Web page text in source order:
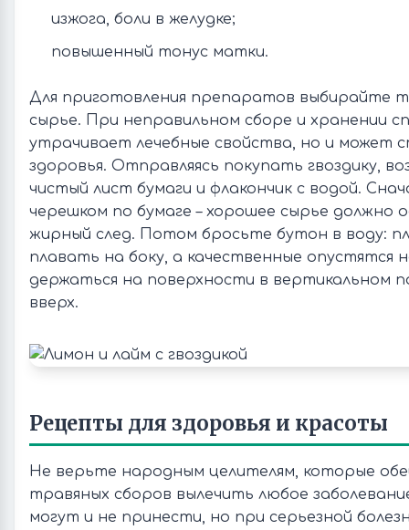
изжога, боли в желудке;
повышенный тонус матки.
Для приготовления препаратов выбирайте
сырье. При неправильном сборе и хранении
утрачивает лечебные свойства, но и может
здоровья. Отправляясь покупать гвоздику,
чистый лист бумаги и флакончик с водой.
черешком по бумаге – хорошее сырье должно
жирный след. Потом бросьте бутон в воду:
плавать на боку, а качественные опустятся
держаться на поверхности в вертикальном
вверх.
Рецепты для здоровья и красоты
Не верьте народным целителям, которые
травяных сборов вылечить любое
могут и не принести, но при серьезной